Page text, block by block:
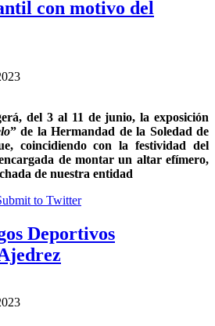
con motivo del
del 3 al 11 de junio, la exposición
” de la Hermandad de la Soledad de
coincidiendo con la festividad del
de montar un altar efímero,
de nuestra entidad
Deportivos